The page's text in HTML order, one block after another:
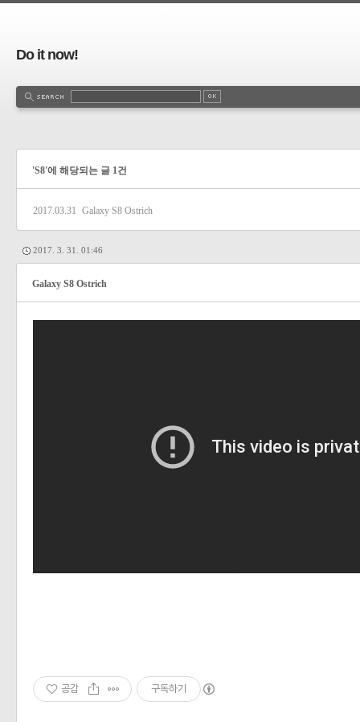
Do it now!
'S8'에 해당되는 글 1건
2017.03.31 Galaxy S8 Ostrich
2017. 3. 31. 01:46
Galaxy S8 Ostrich
공감 구독하기